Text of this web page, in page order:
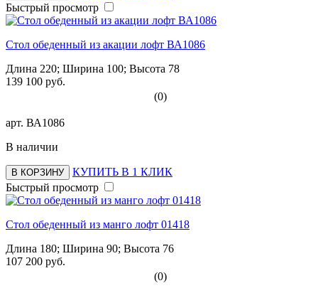
Быстрый просмотр
Стол обеденный из акации лофт ВА1086
Длина 220; Ширина 100; Высота 78
139 100 руб.
(0)
арт. ВА1086
В наличии
В КОРЗИНУ
КУПИТЬ В 1 КЛИК
Быстрый просмотр
Стол обеденный из манго лофт 01418
Длина 180; Ширина 90; Высота 76
107 200 руб.
(0)